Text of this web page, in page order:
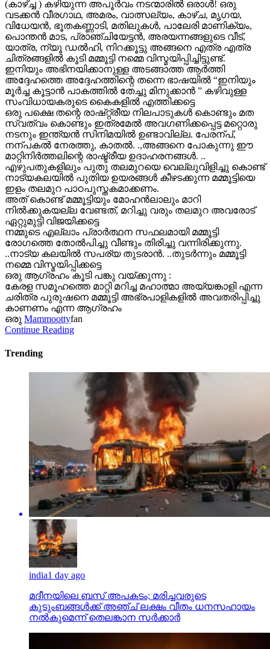
(കാഴ്ച്ച ) കഴിയുന്ന അപൂർവം നടന്മാരിൽ ഒരാൾ! ഒരു
വടക്കൻ വീരഗാഥ, അമരം, വാത്സല്യം, കാഴ്ച, മൃഗയ,
വിധേയൻ, ഭൂതകണ്ണാടി, മതിലുകൾ, പാലേരി മാണിക്യം,
പൊന്തൻ മാട, പ്രാഞ്ചിയേട്ടൻ, അരയന്നങ്ങളുടെ വീട്,
യാത്ര, ന്യൂ ഡൽഹി, നിറക്കൂട്ടു അങ്ങനെ എത്ര എത്ര
ചിത്രങ്ങളിൽ കൂടി മമ്മൂട്ടി നമ്മെ വിസ്മയിപ്പിച്ചിട്ടുണ്ട്.
ഇനിയും അഭിനയിക്കാനുള്ള അടങ്ങാത്ത ആർത്തി
അദ്ദേഹത്തെ അദ്ദേഹത്തിന്റെ തന്നെ ഭാഷയിൽ “ഇനിയും
മൂർച്ച കൂട്ടാൻ പാകത്തിൽ തേച്ചു മിനുക്കാൻ ” കഴിവുള്ള
സംവിധായകരുടെ കൈകളിൽ എത്തിക്കട്ടെ
ഒരു പക്ഷെ തന്റെ രാഷ്റ്റ്രീയ നിലപാടുകൾ കൊണ്ടും മത
സ്വത്വം കൊണ്ടും ഇത്രമേൽ അവഗണിക്കപ്പെട്ട മറ്റൊരു
നടനും ഇന്ത്യൻ സിനിമയിൽ ഉണ്ടാവില്ല. പേരന്പ്,
നന്പകൽ നേരത്തു, കാതൽ. .,അങ്ങനെ പോകുന്നു ഈ
മാറ്റിനിർത്തലിന്റെ രാഷ്ട്രീയ ഉദാഹരനങ്ങൾ. ..
എഴുപതുകളിലും പുതു തലമുറയെ വെല്ലുവിളിച്ചു കൊണ്ട്
നാട്യകലയിൽ പുതിയ ഉയരങ്ങൾ കീഴടക്കുന്ന മമ്മൂട്ടിയെ
ഇളം തലമുറ പാഠപുസ്തകമാക്കണം.
അത് കൊണ്ട് മമ്മൂട്ടിയും മോഹൻലാലും മാറി
നിൽക്കുകയല്ല വേണ്ടത്, മറിച്ചു വരും തലമുറ അവരോട്
ഏറ്റുമുട്ടി വിജയിക്കട്ടെ
നമ്മുടെ എല്ലാം പ്രാർത്ഥന സഫലമായി മമ്മൂട്ടി
രോഗത്തെ തോൽപിച്ചു വീണ്ടും തിരിച്ചു വന്നിരിക്കുന്നു.
..നാട്യ കലയിൽ സപര്യ തുടരാൻ. ..തുടർന്നും മമ്മൂട്ടി
നമ്മെ വിസ്മയിപ്പിക്കട്ടെ
ഒരു ആഗ്രഹം കൂടി പങ്കു വയ്ക്കുന്നു :
കേരള സമൂഹത്തെ മാറ്റി മറിച്ച മഹാത്മാ അയ്യങ്കാളി എന്ന
ചരിത്ര പുരുഷനെ മമ്മൂട്ടി അഭ്രപാളികളിൽ അവതരിപ്പിച്ചു
കാണണം എന്ന ആഗ്രഹം
ഒരു Mammoottyfan
Continue Reading
Trending
india1 day ago
മദീനയിലെ ബസ് അപകടം; മരിച്ചവരുടെ
കുടുംബങ്ങള്‍ക്ക് അഞ്ച് ലക്ഷം വീതം ധനസഹായം
നല്‍കുമെന്ന് തെലങ്കാന സര്‍ക്കാര്‍